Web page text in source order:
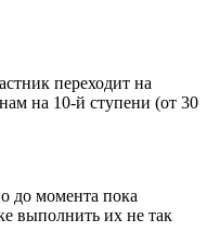
переходит на
на 10-й ступени (от 30
до момента пока
выполнить их не так